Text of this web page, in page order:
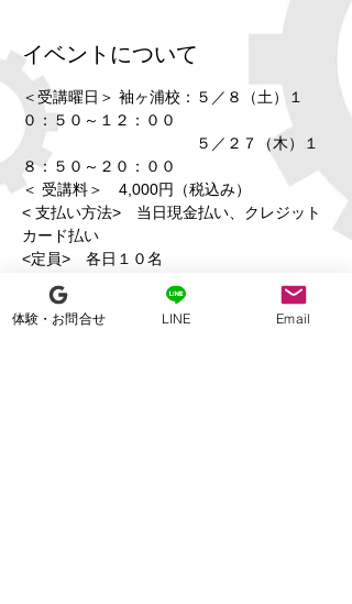
イベントについて
＜受講曜日＞ 袖ヶ浦校：５／８（土）１
０：５０～１２：００
５／２７（木）１
８：５０～２０：００
＜ 受講料＞　4,000円（税込み）
< 支払い方法>　当日現金払い、クレジット
カード払い
<定員>　各日１０名
※ご来校の際は検温・手の消毒・マスク着用
のご協力をお願いいたします。
体験・お問合せ LINE Email